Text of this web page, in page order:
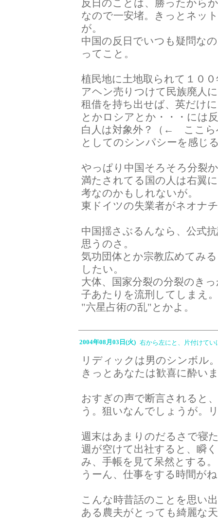
反日のことは、勝ったから
なので一安堵。きっとネッ
が。
中国の反日でいつも疑問な
ってこと。
植民地に土地取られて１０
アヘン売りつけて民族廃人
租借を持ち出せば、英だけ
とかロシアとか・・・には
白人は対象外？（← ここら
としてのシンパシーを感じ
やっぱり中国そろそろ分裂
満たされてる国の人は右翼
考なのかもしれないが。
東ドイツの失業者がネオナ
中国揺さぶるんなら、公式
思うのさ。
気功団体とか宗教広めてみ
したい。
大体、国家分裂の分裂のき
子あたりを流刑してしまえ
"六星占術の乱"とかよ。
2004年08月03日(火) 右から左にと、片付けてい
リディックは男のシンボル
きっとあなたは歓喜に酔い
おすぎの声で断言されると
う。狙いなんでしょうが。
週末はあまりのだるさで寝
週が空けて出社すると、瞬
み、手帳を見て呆然とする。
うーん、仕事をする時間が
こんな時昔話のことを思い
ある農夫がとっても綺麗な